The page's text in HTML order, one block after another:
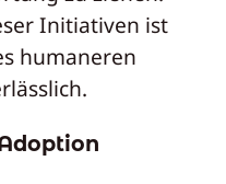
Initiativen ist
humaneren